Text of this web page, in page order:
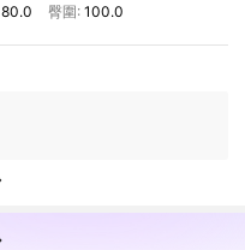
80.0 臀圍: 100.0